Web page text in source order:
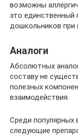
возможны
это
дошкольников при
Аналоги
Абсолютных
составу не
полезных
взаимодействия.
Среди популярных
следующие